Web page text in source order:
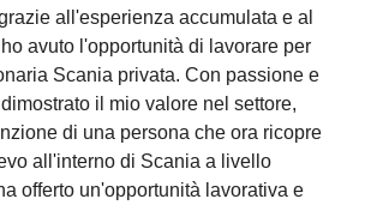
all'esperienza accumulata e al
avuto l'opportunità di lavorare per
Scania privata. Con passione e
il mio valore nel settore,
di una persona che ora ricopre
all'interno di Scania a livello
offerto un'opportunità lavorativa e